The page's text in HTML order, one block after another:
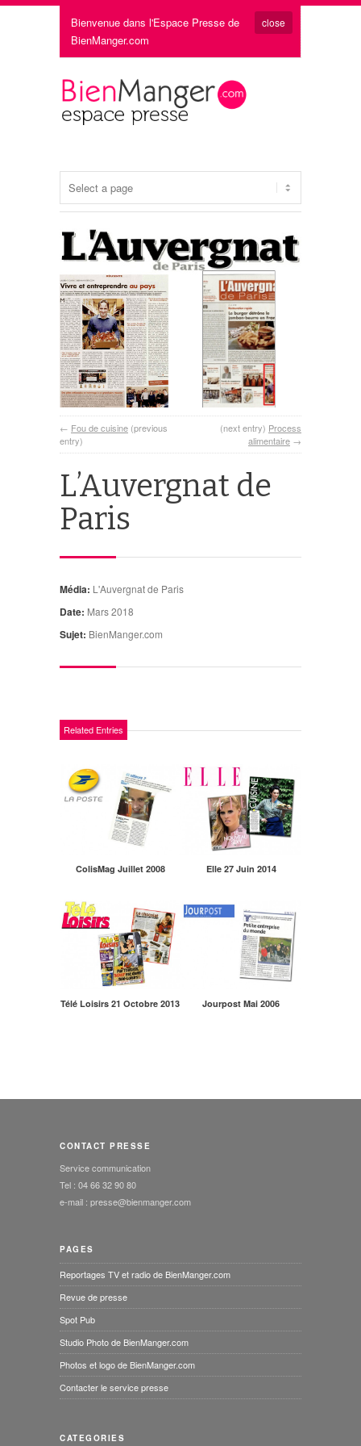
Bienvenue dans l'Espace Presse de
BienManger.com
close
← Fou de cuisine (previous
entry)
(next entry) Process
alimentaire →
L’Auvergnat de
Paris
Média: L'Auvergnat de Paris
Date: Mars 2018
Sujet: BienManger.com
Related Entries
ColisMag Juillet 2008 Elle 27 Juin 2014
Télé Loisirs 21 Octobre 2013 Jourpost Mai 2006
CONTACT PRESSE
Service communication
Tel : 04 66 32 90 80
e-mail : presse@bienmanger.com
PAGES
Reportages TV et radio de BienManger.com
Revue de presse
Spot Pub
Studio Photo de BienManger.com
Photos et logo de BienManger.com
Contacter le service presse
CATEGORIES